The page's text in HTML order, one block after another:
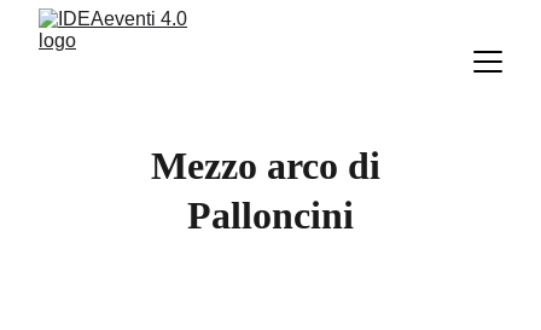
Mezzo arco di
Palloncini